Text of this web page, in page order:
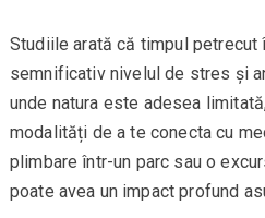
Studiile arată că timpul petrecut
semnificativ nivelul de stres și
unde natura este adesea
modalități de a te conecta cu
plimbare într-un parc sau o
poate avea un impact profund